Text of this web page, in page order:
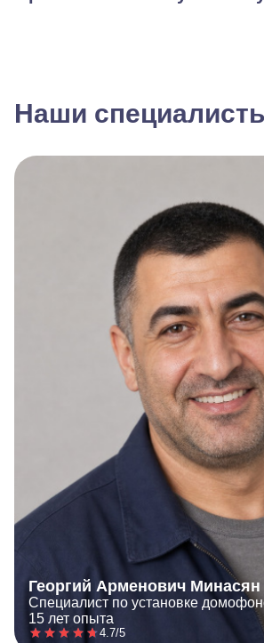
Наши
Георгий Арменович Минасян
Специалист по установке
15 лет опыта
4.7/5